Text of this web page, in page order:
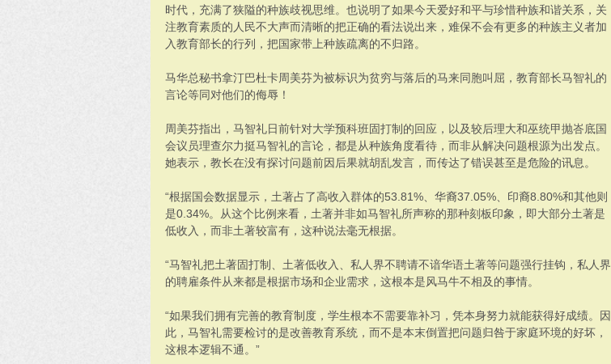
时代，充满了狭隘的种族歧视思维。也说明了如果今天爱好和平与珍惜种族和谐关系，关
注教育素质的人民不大声而清晰的把正确的看法说出来，难保不会有更多的种族主义者加
入教育部长的行列，把国家带上种族疏离的不归路。
马华总秘书拿汀巴杜卡周美芬为被标识为贫穷与落后的马来同胞叫屈，教育部长马智礼的
言论等同对他们的侮辱！
周美芬指出，马智礼日前针对大学预科班固打制的回应，以及较后理大和巫统甲抛峇底国
会议员理查尔力挺马智礼的言论，都是从种族角度看待，而非从解决问题根源为出发点。
她表示，教长在没有探讨问题前因后果就胡乱发言，而传达了错误甚至是危险的讯息。
“根据国会数据显示，土著占了高收入群体的53.81%、华裔37.05%、印裔8.80%和其他则
是0.34%。从这个比例来看，土著并非如马智礼所声称的那种刻板印象，即大部分土著是
低收入，而非土著较富有，这种说法毫无根据。
“马智礼把土著固打制、土著低收入、私人界不聘请不谙华语土著等问题强行挂钩，私人界
的聘雇条件从来都是根据市场和企业需求，这根本是风马牛不相及的事情。
“如果我们拥有完善的教育制度，学生根本不需要靠补习，凭本身努力就能获得好成绩。因
此，马智礼需要检讨的是改善教育系统，而不是本末倒置把问题归咎于家庭环境的好坏，
这根本逻辑不通。”